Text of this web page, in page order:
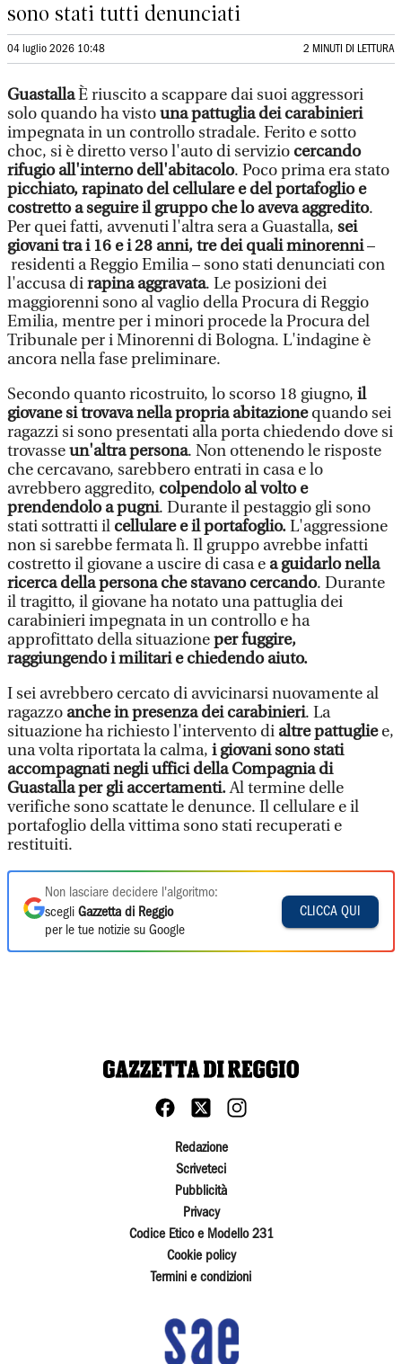
sono stati tutti denunciati
04 luglio 2026 10:48 2 MINUTI DI LETTURA
GuastallaÈ riuscito a scappare dai suoi aggressori
solo quando ha vistouna pattuglia dei carabinieri
impegnata in un controllo stradale. Ferito e sotto
choc, si è diretto verso l'auto di servizio cercando
rifugio all'interno dell'abitacolo. Poco prima era stato
picchiato, rapinato del cellulare e del portafoglio e
costretto a seguire il gruppo che lo aveva aggredito.
Per quei fatti, avvenuti l'altra sera a Guastalla, sei
giovani tra i 16 e i 28 anni, tre dei quali minorenni–
residenti a Reggio Emilia –sono stati denunciati con
l'accusa dirapina aggravata. Le posizioni dei
maggiorenni sono al vaglio della Procura di Reggio
Emilia, mentre per i minori procede la Procura del
Tribunale per i Minorenni di Bologna. L'indagine è
ancora nella fase preliminare.
Secondo quanto ricostruito, lo scorso 18 giugno, il
giovane si trovava nella propria abitazionequando sei
ragazzi si sono presentati alla porta chiedendo dove si
trovasseun'altra persona. Non ottenendo le risposte
che cercavano, sarebbero entrati in casa e lo
avrebbero aggredito, colpendolo al volto e
prendendolo a pugni. Durante il pestaggio gli sono
stati sottratti il cellulare e il portafoglio.L'aggressione
non si sarebbe fermata lì. Il gruppo avrebbe infatti
costretto il giovane a uscire di casa e a guidarlo nella
ricerca della persona che stavano cercando. Durante
il tragitto, il giovane ha notato una pattuglia dei
carabinieri impegnata in un controllo e ha
approfittato della situazioneper fuggire,
raggiungendo i militari e chiedendo aiuto.
I sei avrebbero cercato di avvicinarsi nuovamente al
ragazzo anche in presenza dei carabinieri. La
situazione ha richiesto l'intervento di altre pattugliee,
una volta riportata la calma, i giovani sono stati
accompagnati negli uffici della Compagnia di
Guastalla per gli accertamenti.Al termine delle
verifiche sono scattate le denunce. Il cellulare e il
portafoglio della vittima sono stati recuperati e
restituiti.
Non lasciare decidere l'algoritmo:
scegli Gazzetta di Reggio
per le tue notizie su Google
CLICCA QUI
Redazione
Scriveteci
Pubblicità
Privacy
Codice Etico e Modello 231
Cookie policy
Termini e condizioni